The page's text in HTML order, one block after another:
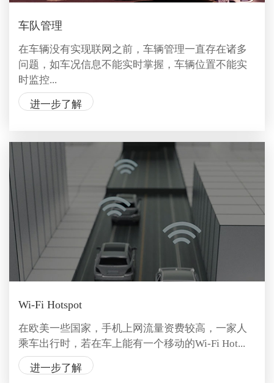
车队管理
在车辆没有实现联网之前，车辆管理一直存在诸多
问题，如车况信息不能实时掌握，车辆位置不能实
时监控...
进一步了解
Wi-Fi Hotspot
在欧美一些国家，手机上网流量资费较高，一家人
乘车出行时，若在车上能有一个移动的Wi-Fi Hot...
进一步了解